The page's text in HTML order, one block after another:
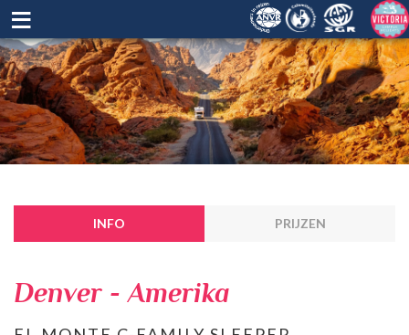
≡
INFO PRIJZEN
Denver - Amerika